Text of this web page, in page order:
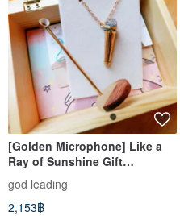
[Golden Microphone] Like a
Ray of Sunshine Gift
Anniversary Necklace Mini
Microphone
god leading
2,153฿